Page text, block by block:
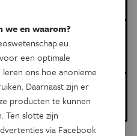
gezonde voeding
we en waarom?
een optimale
ons hoe anonieme
Daarnaast zijn er
producten te kunnen
Ten slotte zijn
via Facebook